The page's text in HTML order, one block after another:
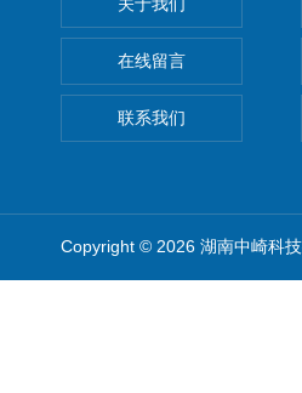
在线留言
联系我们
Copyright © 2026 湖南中崎科